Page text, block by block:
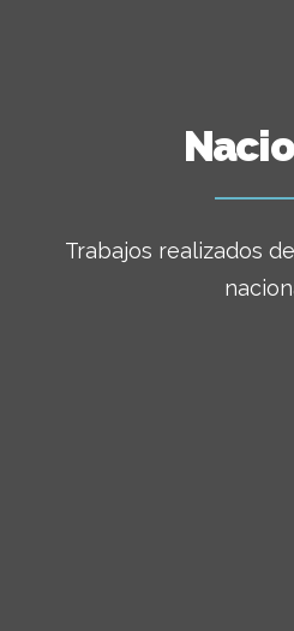
Trabajos realizados